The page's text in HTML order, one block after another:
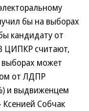
бы на выборах
кандидату от
ЦИПКР считают,
выборах может
от ЛДПР
и выдвиженцем
Собчак